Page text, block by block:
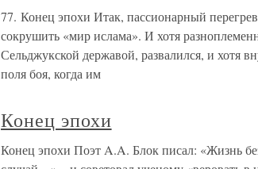
77. Конец эпохи Итак, пассионарный
сокрушить «мир ислама». И хотя
Сельджукской державой, развалился, и хотя
поля боя, когда им
Конец эпохи
Конец эпохи Поэт A.A. Блок писал: «Жизнь